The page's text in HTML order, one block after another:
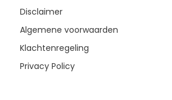
Disclaimer
Algemene voorwaarden
Klachtenregeling
Privacy Policy